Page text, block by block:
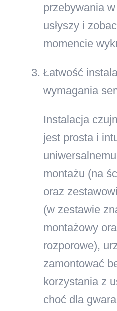
przebywania
usłyszy i
momencie
Łatwość
wymagania
Instalacja
jest prosta i
montażu (na
oraz
(w zestawie
montażowy
rozporowe),
zamontować
korzystania z
choć dla